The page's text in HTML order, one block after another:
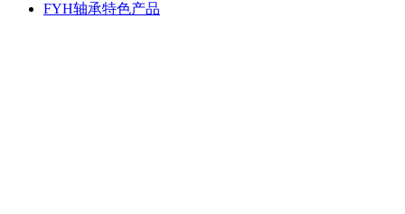
FYH轴承特色产品